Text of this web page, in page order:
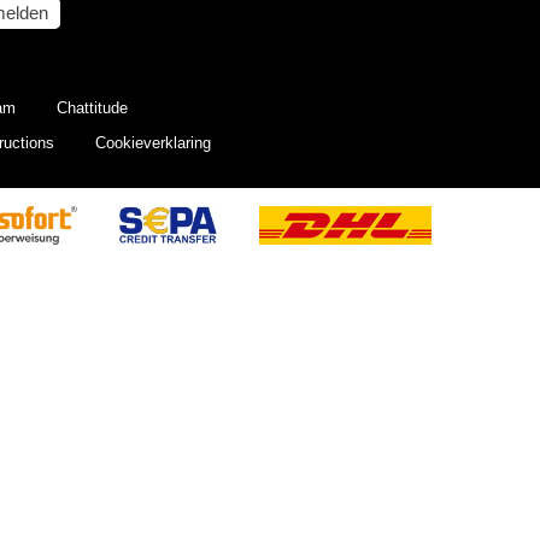
Chattitude
Cookieverklaring